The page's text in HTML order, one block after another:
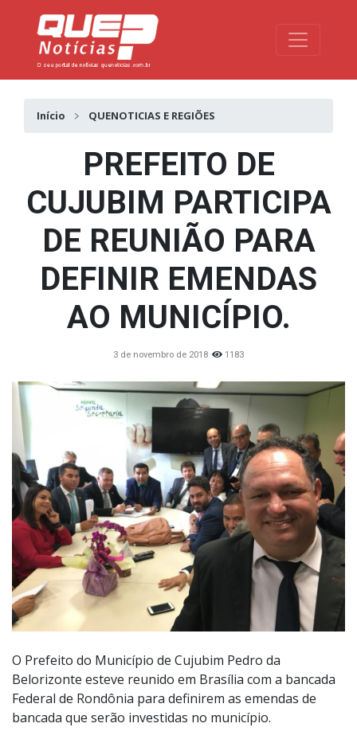
Toggle
Início QUENOTICIAS E REGIÕES
PREFEITO DE
CUJUBIM PARTICIPA
DE REUNIÃO PARA
DEFINIR EMENDAS
AO MUNICÍPIO.
3 de novembro de 2018 1183
O Prefeito do Município de Cujubim Pedro da
Belorizonte esteve reunido em Brasília com a bancada
Federal de Rondônia para definirem as emendas de
bancada que serão investidas no município.